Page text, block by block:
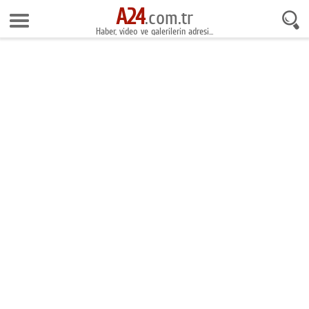
6 Ağustos 2026 21:04:10
Anasayfa
A24.com.tr
Haber, video ve galerilerin adresi...